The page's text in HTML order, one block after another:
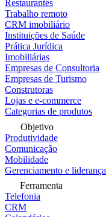
Restaurantes
Trabalho remoto
CRM imobiliário
Instituições de Saúde
Prática Jurídica
Imobiliárias
Empresas de Consultoria
Empresas de Turismo
Construtoras
Lojas e e-commerce
Categorias de produtos
Objetivo
Produtividade
Comunicação
Mobilidade
Gerenciamento e liderança
Ferramenta
Telefonia
CRM